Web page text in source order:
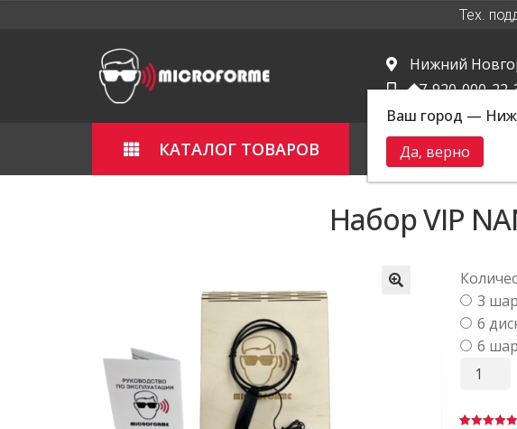
Тех.
Нижний
Ваш город —
Да, верно
+7-920-000-22-
КАТАЛОГ ТОВАРОВ Главная
Набор VIP
3
6
6 шар